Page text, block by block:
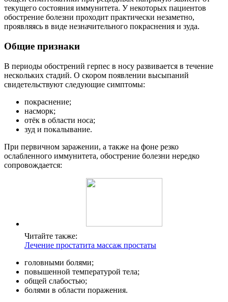
текущего состояния иммунитета. У некоторых пациентов
обострение болезни проходит практически незаметно,
проявляясь в виде незначительного покраснения и зуда.
Общие признаки
В периоды обострений герпес в носу развивается в течение
нескольких стадий. О скором появлении высыпаний
свидетельствуют следующие симптомы:
покраснение;
насморк;
отёк в области носа;
зуд и покалывание.
При первичном заражении, а также на фоне резко
ослабленного иммунитета, обострение болезни нередко
сопровождается:
Читайте также:
Лечение простатита массаж простаты
головными болями;
повышенной температурой тела;
общей слабостью;
болями в области поражения.